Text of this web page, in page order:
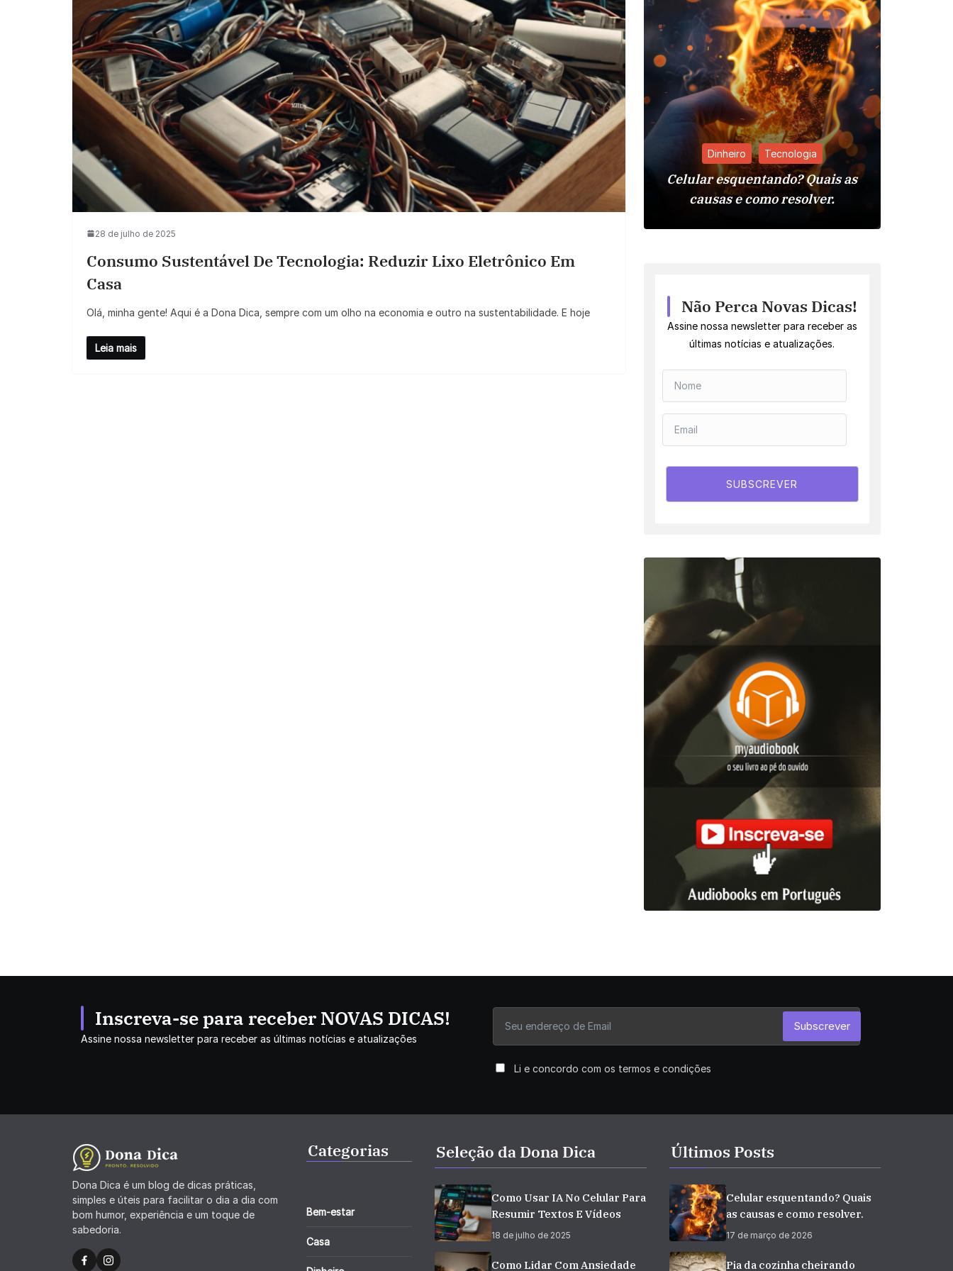
28 de julho de 2025
Consumo Sustentável De Tecnologia: Reduzir Lixo Eletrônico Em
Casa
Olá, minha gente! Aqui é a Dona Dica, sempre com um olho na economia e outro na sustentabilidade. E hoje
Leia mais
Dinheiro Tecnologia
Celular esquentando? Quais as
causas e como resolver.
Não Perca Novas Dicas!
Assine nossa newsletter para receber as
últimas notícias e atualizações.
SUBSCREVER
Inscreva-se para receber NOVAS DICAS!
Assine nossa newsletter para receber as últimas notícias e atualizações
Li e concordo com os termos e condições
Subscrever
Dona Dica é um blog de dicas práticas,
simples e úteis para facilitar o dia a dia com
bom humor, experiência e um toque de
sabedoria.
Categorias
Bem-estar
Casa
Seleção da Dona Dica
Como Usar IA No Celular Para
Resumir Textos E Vídeos
18 de julho de 2025
Como Lidar Com Ansiedade
Últimos Posts
Celular esquentando? Quais
as causas e como resolver.
17 de março de 2026
Pia da cozinha cheirando